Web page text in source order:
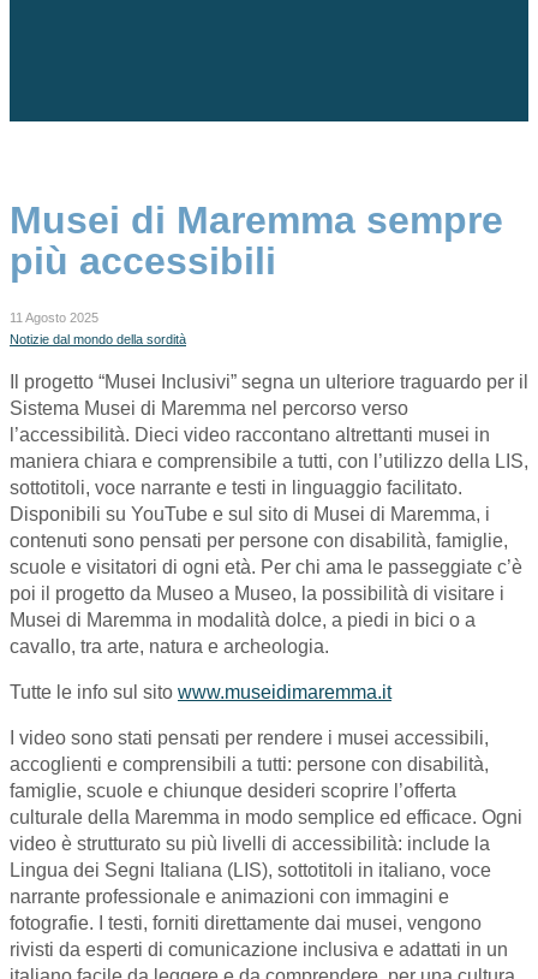
Musei di Maremma sempre
più accessibili
11 Agosto 2025
Notizie dal mondo della sordità
Il progetto “Musei Inclusivi” segna un ulteriore traguardo per il
Sistema Musei di Maremma nel percorso verso
l’accessibilità. Dieci video raccontano altrettanti musei in
maniera chiara e comprensibile a tutti, con l’utilizzo della LIS,
sottotitoli, voce narrante e testi in linguaggio facilitato.
Disponibili su YouTube e sul sito di Musei di Maremma, i
contenuti sono pensati per persone con disabilità, famiglie,
scuole e visitatori di ogni età. Per chi ama le passeggiate c’è
poi il progetto da Museo a Museo, la possibilità di visitare i
Musei di Maremma in modalità dolce, a piedi in bici o a
cavallo, tra arte, natura e archeologia.
Tutte le info sul sito www.museidimaremma.it
I video sono stati pensati per rendere i musei accessibili,
accoglienti e comprensibili a tutti: persone con disabilità,
famiglie, scuole e chiunque desideri scoprire l’offerta
culturale della Maremma in modo semplice ed efficace. Ogni
video è strutturato su più livelli di accessibilità: include la
Lingua dei Segni Italiana (LIS), sottotitoli in italiano, voce
narrante professionale e animazioni con immagini e
fotografie. I testi, forniti direttamente dai musei, vengono
rivisti da esperti di comunicazione inclusiva e adattati in un